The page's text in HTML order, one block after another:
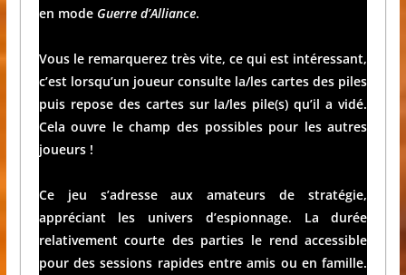
en mode Guerre d’Alliance.
Vous le remarquerez très vite, ce qui est intéressant,
c’est lorsqu’un joueur consulte la/les cartes des piles
puis repose des cartes sur la/les pile(s) qu’il a vidé.
Cela ouvre le champ des possibles pour les autres
joueurs !
Ce jeu s’adresse aux amateurs de stratégie,
appréciant les univers d’espionnage. La durée
relativement courte des parties le rend accessible
pour des sessions rapides entre amis ou en famille.